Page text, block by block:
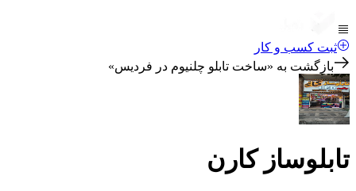
ثبت کسب و کار
بازگشت به «ساخت تابلو چلنیوم در فردیس»
تابلوساز کارن